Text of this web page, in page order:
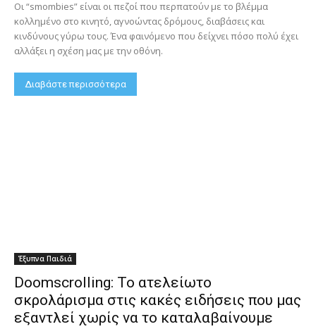
Οι “smombies” είναι οι πεζοί που περπατούν με το βλέμμα
κολλημένο στο κινητό, αγνοώντας δρόμους, διαβάσεις και
κινδύνους γύρω τους. Ένα φαινόμενο που δείχνει πόσο πολύ έχει
αλλάξει η σχέση μας με την οθόνη.
Διαβάστε περισσότερα
Έξυπνα Παιδιά
Doomscrolling: Το ατελείωτο
σκρολάρισμα στις κακές ειδήσεις που μας
εξαντλεί χωρίς να το καταλαβαίνουμε